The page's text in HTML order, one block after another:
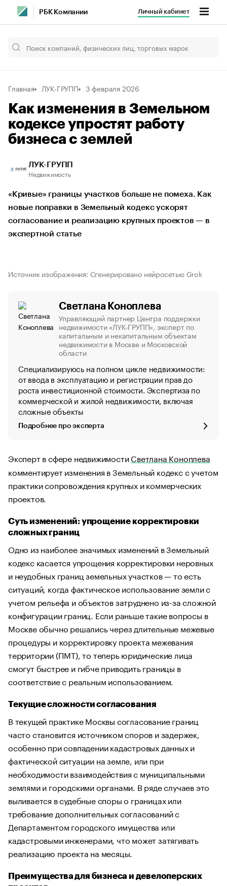
РБК Компании Личный кабинет
Главная ЛУК-ГРУПП 3 февраля 2026
Как изменения в Земельном
кодексе упростят работу
бизнеса с землей
ЛУК-ГРУПП
Недвижимость
«Кривые» границы участков больше не помеха. Как
новые поправки в Земельный кодекс ускорят
согласование и реализацию крупных проектов — в
экспертной статье
Источник изображения: Сгенерировано нейросетью Grok
Светлана Коноплева
Управляющий партнер Центра поддержки
недвижимости «ЛУК-ГРУПП», эксперт по
капитальным и некапитальным объектам
недвижимости в Москве и Московской
области
Специализируюсь на полном цикле недвижимости:
от ввода в эксплуатацию и регистрации прав до
роста инвестиционной стоимости. Экспертиза по
коммерческой и жилой недвижимости, включая
сложные объекты
Подробнее про эксперта
Эксперт в сфере недвижимостиСветлана Коноплева
комментирует изменения в Земельный кодекс с учетом
практики сопровождения крупных и коммерческих
проектов.
Суть изменений: упрощение корректировки
сложных границ
Одно из наиболее значимых изменений в Земельный
кодекс касается упрощения корректировки неровных
и неудобных границ земельных участков — то есть
ситуаций, когда фактическое использование земли с
учетом рельефа и объектов затруднено из-за сложной
конфигурации границ. Если раньше такие вопросы в
Москве обычно решались через длительные межевые
процедуры и корректировку проекта межевания
территории (ПМТ), то теперь юридические лица
смогут быстрее и гибче приводить границы в
соответствие с реальным использованием.
Текущие сложности согласования
В текущей практике Москвы согласование границ
часто становится источником споров и задержек,
особенно при совпадении кадастровых данных и
фактической ситуации на земле, или при
необходимости взаимодействия с муниципальными
землями и городскими органами. В ряде случаев это
выливается в судебные споры о границах или
требование дополнительных согласований с
Департаментом городского имущества или
кадастровыми инженерами, что может затягивать
реализацию проекта на месяцы.
Преимущества для бизнеса и девелоперских